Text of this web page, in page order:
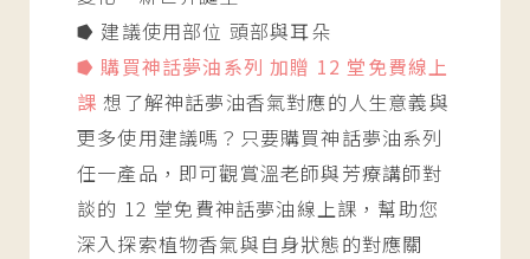
⭓ 建議使用部位 頭部與耳朵
⭓ 購買神話夢油系列 加贈 12 堂免費線上
課想了解神話夢油香氣對應的人生意義與
更多使用建議嗎？只要購買神話夢油系列
任一產品，即可觀賞溫老師與芳療講師對
談的 12 堂免費神話夢油線上課，幫助您
深入探索植物香氣與自身狀態的對應關